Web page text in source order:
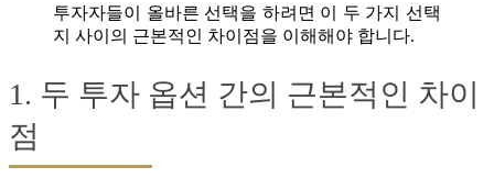
투자자들이 올바른 선택을 하려면 이 두 가지 선택
지 사이의 근본적인 차이점을 이해해야 합니다.
1. 두 투자 옵션 간의 근본적인 차이
점